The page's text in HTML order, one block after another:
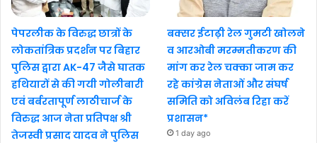
पेपरलीक के विरुद्ध छात्रों के
लोकतांत्रिक प्रदर्शन पर बिहार
पुलिस द्वारा AK-47 जैसे घातक
हथियारों से की गयी गोलीबारी
एवं बर्बरतापूर्ण लाठीचार्ज के
विरुद्ध आज नेता प्रतिपक्ष श्री
तेजस्वी प्रसाद यादव ने पुलिस
बक्सर ईटाढ़ी रेल गुमटी खोलने
व आरओबी मरम्मतीकरण की
मांग कर रेल चक्का जाम कर
रहे कांग्रेस नेताओं और संघर्ष
समिति को अविलंब रिहा करें
प्रशासन*
1 day ago